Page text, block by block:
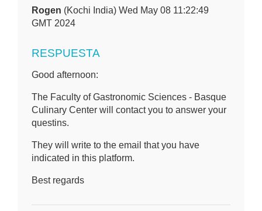
Rogen (Kochi India) Wed May 08 11:22:49
GMT 2024
RESPUESTA
Good afternoon:
The Faculty of Gastronomic Sciences - Basque
Culinary Center will contact you to answer your
questins.
They will write to the email that you have
indicated in this platform.
Best regards